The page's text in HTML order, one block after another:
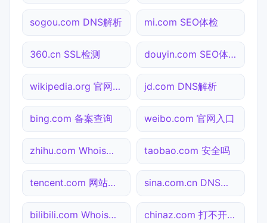
sogou.com DNS解析 mi.com SEO体检
360.cn SSL检测 douyin.com SEO体检
wikipedia.org 官网入口 jd.com DNS解析
bing.com 备案查询 weibo.com 官网入口
zhihu.com Whois查询 taobao.com 安全吗
tencent.com 网站状态 sina.com.cn DNS解析
bilibili.com Whois查询 chinaz.com 打不开检测